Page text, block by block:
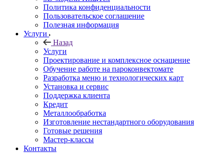
Политика конфиденциальности
Пользовательское соглашение
Полезная информация
Услуги
Назад
Услуги
Проектирование и комплексное оснащение
Обучение работе на пароконвектомате
Разработка меню и технологических карт
Установка и сервис
Поддержка клиента
Кредит
Металлообработка
Изготовление нестандартного оборудования
Готовые решения
Мастер-классы
Контакты